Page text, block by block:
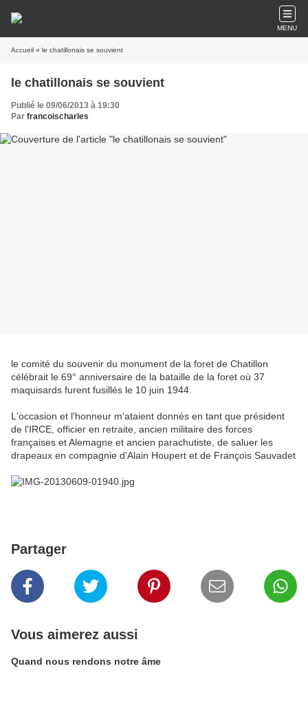
MENU
Accueil » le chatillonais se souvient
le chatillonais se souvient
Publié le 09/06/2013 à 19:30
Par francoischarles
le comité du souvenir du monument de la foret de Chatillon
célébrait le 69° anniversaire de la bataille de la foret où 37
maquisards furent fusillés le 10 juin 1944.
L'occasion et l'honneur m'ataient donnés en tant que président
de l'IRCE, officier en retraite, ancien militaire des forces
françaises et Alemagne et ancien parachutiste, de saluer les
drapeaux en compagnie d'Alain Houpert et de François Sauvadet
Partager
Vous aimerez aussi
Quand nous rendons notre âme